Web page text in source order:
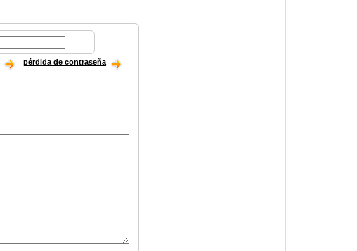
pérdida de contraseña